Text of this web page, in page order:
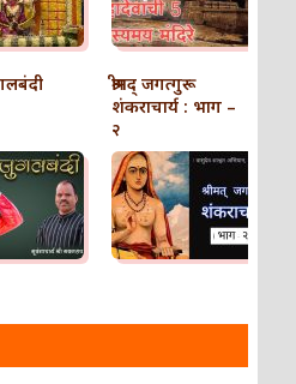
श्रीमद् जगत्गुरू
शंकराचार्य : भाग –
२